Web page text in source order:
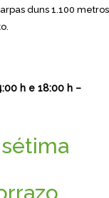
duns 1.100 metros
h e 18:00 h –